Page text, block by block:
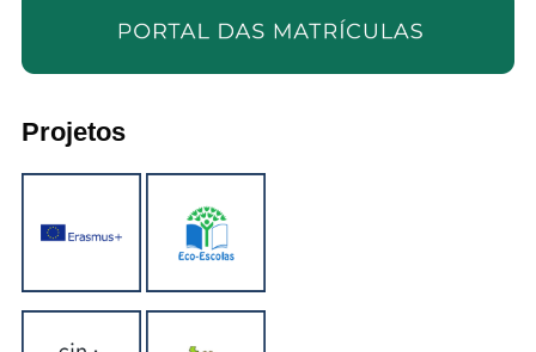
Projetos